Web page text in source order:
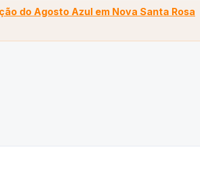
do Agosto Azul em Nova Santa Rosa